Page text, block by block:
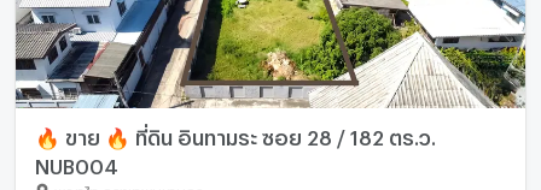
🔥 ขาย 🔥 ที่ดิน อินทามระ ซอย 28 / 182 ตร.ว.
NUB004